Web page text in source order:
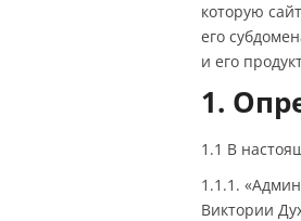
которую
его
и его
1.
1.1 В
1.1.1.
Виктории